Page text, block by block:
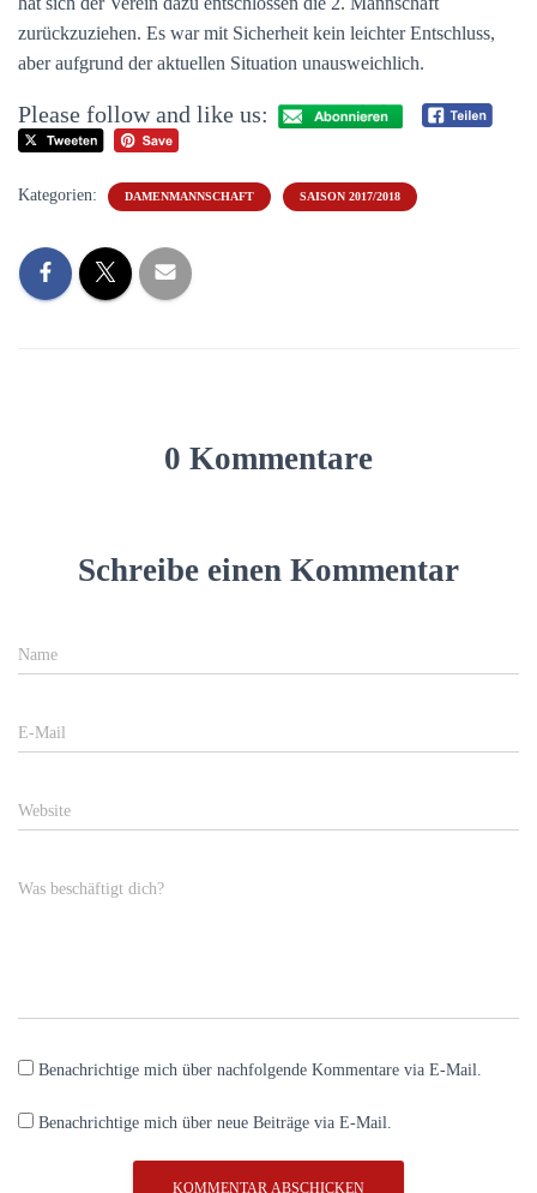
zurückzuziehen. Es war mit Sicherheit kein leichter Entschluss,
aber aufgrund der aktuellen Situation unausweichlich.
Please follow and like us:
Kategorien: DAMENMANNSCHAFT SAISON 2017/2018
0 Kommentare
Schreibe einen Kommentar
Name
E-Mail
Website
Was beschäftigt dich?
Benachrichtige mich über nachfolgende Kommentare via E-Mail.
Benachrichtige mich über neue Beiträge via E-Mail.